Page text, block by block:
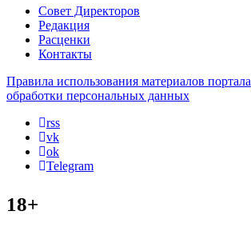
Совет Директоров
Редакция
Расценки
Контакты
Правила использования материалов портала
обработки персональных данных
rss
vk
ok
Telegram
18+